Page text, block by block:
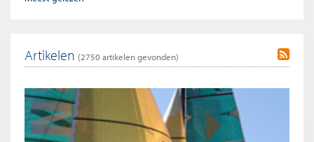
Artikelen (2750 artikelen gevonden)